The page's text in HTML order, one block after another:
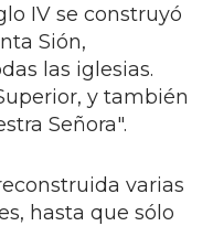
IV se construyó
Sión,
las iglesias.
y también
Señora".
varias
hasta que sólo